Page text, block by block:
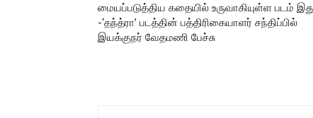
மையப்படுத்திய கதையில் உருவாகியுள்ள படம்
-‘தந்த்ரா’ படத்தின் பத்திரிகையாளர் சந்திப்பில்
இயக்குநர் வேதமணி பேச்சு